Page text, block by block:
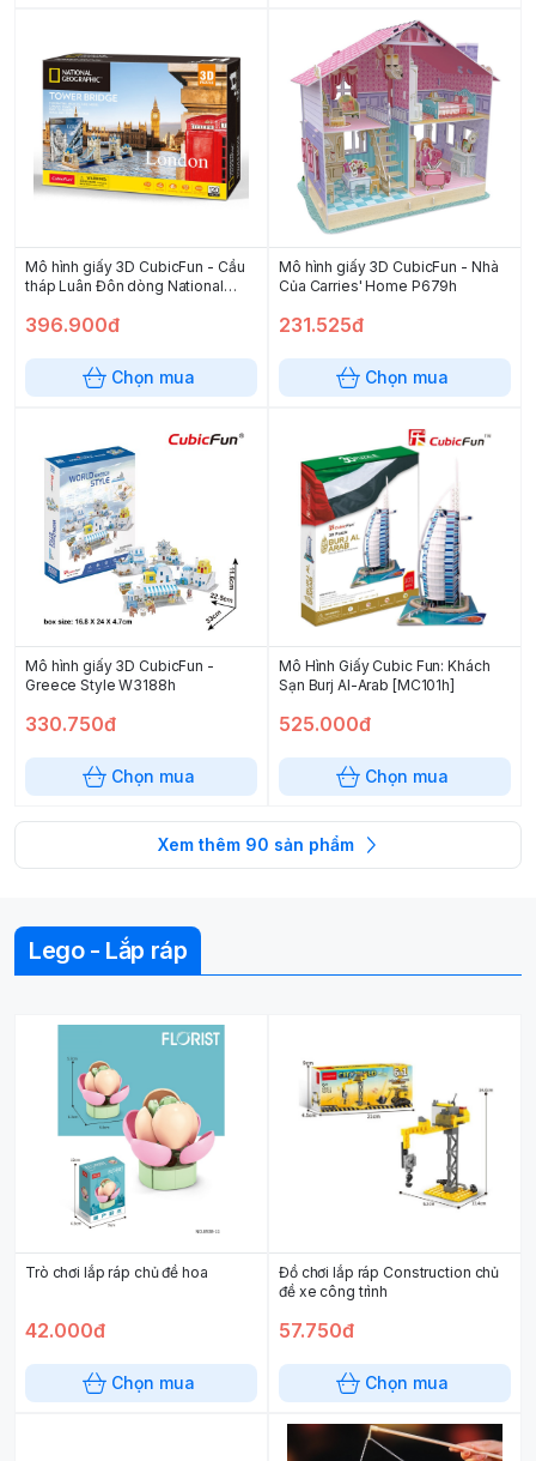
Mô hình giấy 3D CubicFun - Cầu
tháp Luân Đôn dòng National
396.900đ
Chọn mua
Mô hình giấy 3D CubicFun - Nhà
Của Carries' Home P679h
231.525đ
Chọn mua
Mô hình giấy 3D CubicFun -
Greece Style W3188h
330.750đ
Chọn mua
Mô Hình Giấy Cubic Fun: Khách
Sạn Burj Al-Arab [MC101h]
525.000đ
Chọn mua
Xem thêm 90 sản phẩm
Lego - Lắp ráp
Trò chơi lắp ráp chủ đề hoa
42.000đ
Chọn mua
Đồ chơi lắp ráp Construction chủ
đề xe công trình
57.750đ
Chọn mua